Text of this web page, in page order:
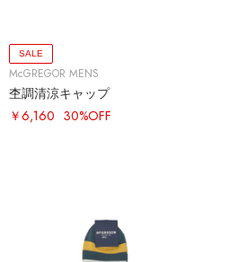
SALE
McGREGOR MENS
杢調清涼キャップ
￥6,160 30%OFF